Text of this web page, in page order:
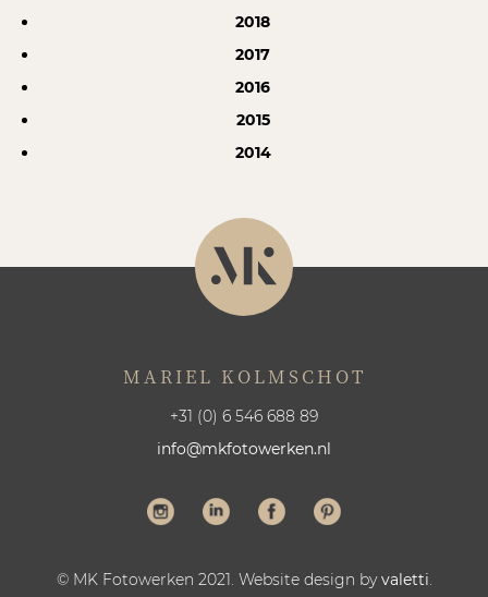
2018
2017
2016
2015
2014
MARIEL KOLMSCHOT
+31 (0) 6 546 688 89
info@mkfotowerken.nl
© MK Fotowerken 2021. Website design byvaletti.